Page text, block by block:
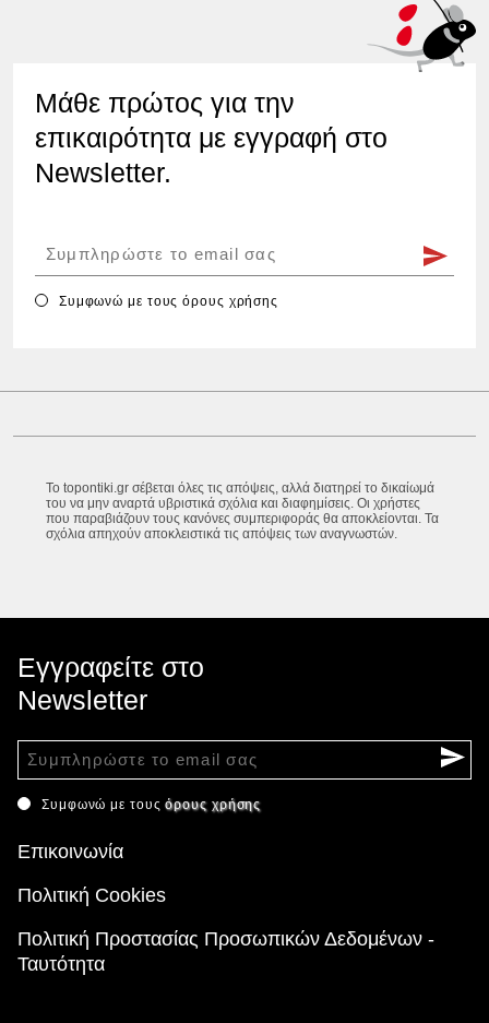
Μάθε πρώτος για την
επικαιρότητα με εγγραφή στο
Newsletter.
Συμφωνώ με τουςόρους χρήσης
Το topontiki.gr σέβεται όλες τις απόψεις, αλλά διατηρεί το δικαίωμά
του να μην αναρτά υβριστικά σχόλια και διαφημίσεις. Οι χρήστες
που παραβιάζουν τους κανόνες συμπεριφοράς θα αποκλείονται. Τα
σχόλια απηχούν αποκλειστικά τις απόψεις των αναγνωστών.
Εγγραφείτε στο
Newsletter
Συμφωνώ με τουςόρους χρήσης
Επικοινωνία
Πολιτική Cookies
Πολιτική Προστασίας Προσωπικών Δεδομένων -
Ταυτότητα